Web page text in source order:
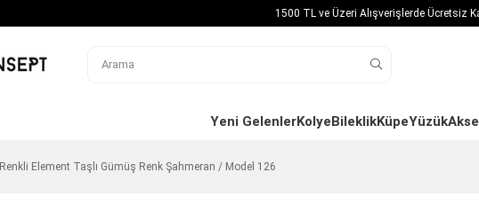
1500 TL ve Üzeri Alışverişlerde Ücretsiz
Yeni GelenlerKolyeBileklikKüpeYüzük
Renkli Element Taşlı Gümüş Renk Şahmeran / Model 126